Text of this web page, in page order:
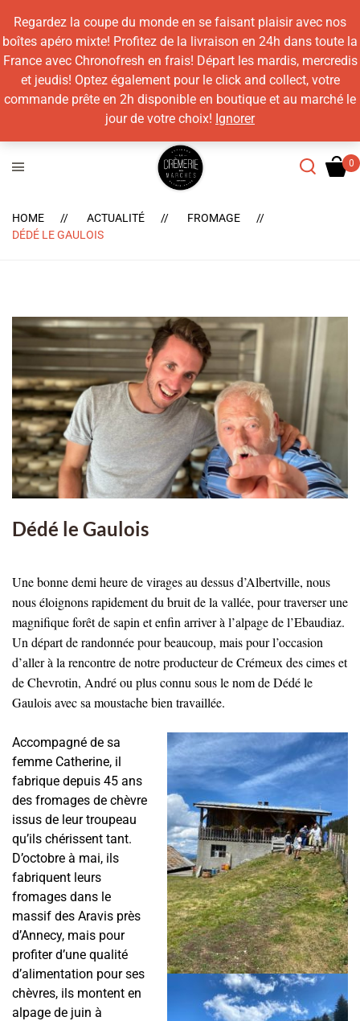
Regardez la coupe du monde en se faisant plaisir avec nos
boîtes apéro mixte! Profitez de la livraison en 24h dans toute la
France avec Chronofresh en frais! Départ les mardis, mercredis
et jeudis! Optez également pour le click and collect, votre
commande prête en 2h disponible en boutique et au marché le
jour de votre choix! Ignorer
HOME ACTUALITÉ
FROMAGE
DÉDÉ LE GAULOIS
Dédé le Gaulois
Une bonne demi heure de virages au dessus d’Albertville, nous
nous éloignons rapidement du bruit de la vallée, pour traverser une
magnifique forêt de sapin et enfin arriver à l’alpage de l’Ebaudiaz.
Un départ de randonnée pour beaucoup, mais pour l’occasion
d’aller à la rencontre de notre producteur de Crémeux des cimes et
de Chevrotin, André ou plus connu sous le nom de Dédé le
Gaulois avec sa moustache bien travaillée.
Accompagné de sa
femme Catherine, il
fabrique depuis 45 ans
des fromages de chèvre
issus de leur troupeau
qu’ils chérissent tant.
D’octobre à mai, ils
fabriquent leurs
fromages dans le
massif des Aravis près
d’Annecy, mais pour
profiter d’une qualité
d’alimentation pour ses
chèvres, ils montent en
alpage de juin à